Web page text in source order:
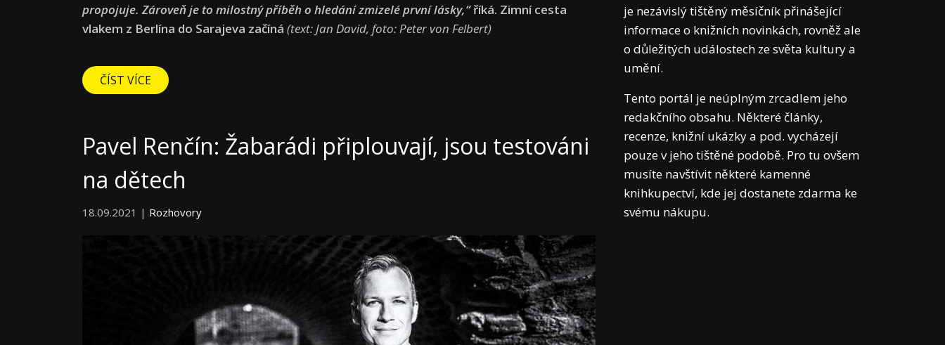
propojuje. Zároveň je to milostný příběh o hledání zmizelé první lásky,“říká. Zimní cesta
vlakem z Berlína do Sarajeva začíná (text: Jan David, foto: Peter von Felbert)
ČÍST VÍCE
Pavel Renčín: Žabarádi připlouvají, jsou testováni
na dětech
18.09.2021 | Rozhovory
je nezávislý tištěný měsíčník přinášející
informace o knižních novinkách, rovněž ale
o důležitých událostech ze světa kultury a
umění.
Tento portál je neúplným zrcadlem jeho
redakčního obsahu. Některé články,
recenze, knižní ukázky a pod. vycházejí
pouze v jeho tištěné podobě. Pro tu ovšem
musíte navštívit některé kamenné
knihkupectví, kde jej dostanete zdarma ke
svému nákupu.